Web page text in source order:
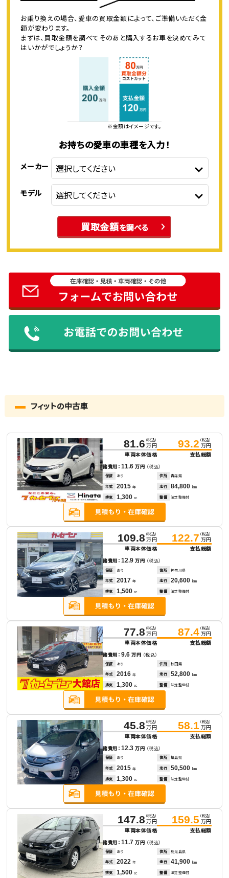
お乗り換えの場合、愛車の買取金額によって、ご準備いただく金
額が変わります。
まずは、買取金額を調べてそのあと購入するお車を決めてみて
はいかがでしょうか？
※金額はイメージです。
お持ちの愛車の車種を入力！
メーカー
モデル
買取金額を調べる
フィットの中古車
81.6 （税込）
万円
車両本体価格
93.2 （税込）
万円
支払総額
諸費用：11.6万円 （税込）
保証 あり 住所 青森県
年式 2015 年 走行 84,800 km
排気 1,300 cc 整備 法定整備付
109.8 （税込）
万円
車両本体価格
122.7 （税込）
万円
支払総額
諸費用：12.9万円 （税込）
保証 あり 住所 神奈川県
年式 2017 年 走行 20,600 km
排気 1,500 cc 整備 法定整備付
77.8 （税込）
万円
車両本体価格
87.4 （税込）
万円
支払総額
諸費用：9.6万円 （税込）
保証 あり 住所 秋田県
年式 2016 年 走行 52,800 km
排気 1,300 cc 整備 法定整備付
45.8 （税込）
万円
車両本体価格
58.1 （税込）
万円
支払総額
諸費用：12.3万円 （税込）
保証 あり 住所 福島県
年式 2015 年 走行 50,500 km
排気 1,300 cc 整備 法定整備付
147.8 （税込）
万円
車両本体価格
159.5 （税込）
万円
支払総額
諸費用：11.7万円 （税込）
保証 あり 住所 鹿児島県
年式 2022 年 走行 41,900 km
排気 1,500 cc 整備 法定整備付